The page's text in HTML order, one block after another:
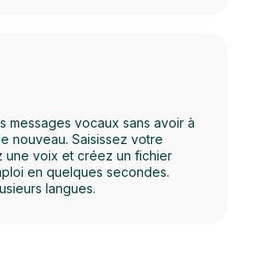
messages vocaux sans avoir à
nouveau. Saisissez votre
une voix et créez un fichier
en quelques secondes.
langues.